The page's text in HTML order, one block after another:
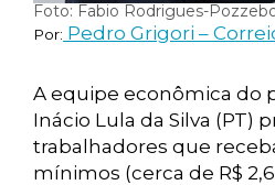
Foto: Fabio Rodrigues-
Por: Pedro Grigori –
A equipe econômica do
Inácio Lula da Silva (PT)
trabalhadores que
mínimos (cerca de R$